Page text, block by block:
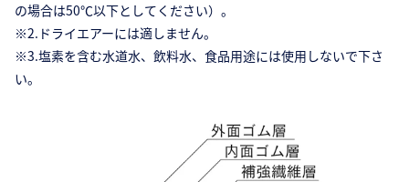
の場合は50℃以下としてください）。
※2.ドライエアーには適しません。
※3.塩素を含む水道水、飲料水、食品用途には使用しないで下さ
い。